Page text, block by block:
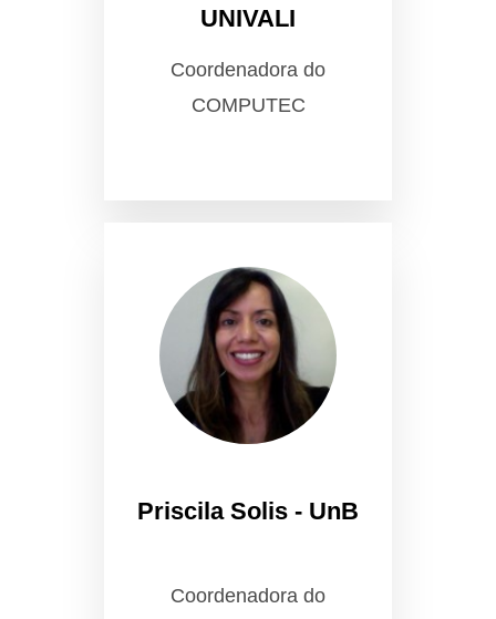
UNIVALI
Coordenadora do
COMPUTEC
Priscila Solis - UnB
Coordenadora do